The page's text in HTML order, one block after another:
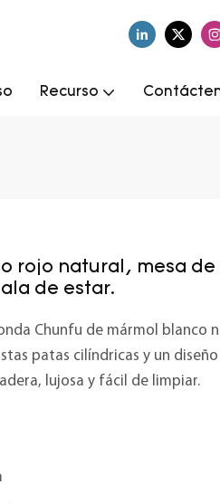
Recurso
rojo natural, mesa de
de estar.
Chunfu de mármol blanco
patas cilíndricas y un
lujosa y fácil de limpiar.